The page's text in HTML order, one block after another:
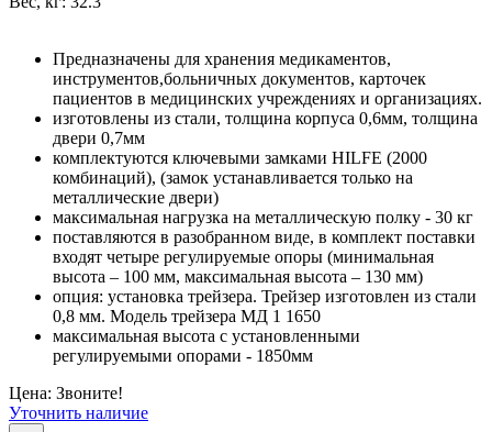
Предназначены для хранения медикаментов,
инструментов,больничных документов, карточек
пациентов в медицинских учреждениях и организациях.
изготовлены из стали, толщина корпуса 0,6мм, толщина
двери 0,7мм
комплектуются ключевыми замками HILFE (2000
комбинаций), (замок устанавливается только на
металлические двери)
максимальная нагрузка на металлическую полку - 30 кг
поставляются в разобранном виде, в комплект поставки
входят четыре регулируемые опоры (минимальная
высота – 100 мм, максимальная высота – 130 мм)
опция: установка трейзера. Трейзер изготовлен из стали
0,8 мм. Модель трейзера МД 1 1650
максимальная высота с установленными
регулируемыми опорами - 1850мм
Цена: Звоните!
Уточнить наличие